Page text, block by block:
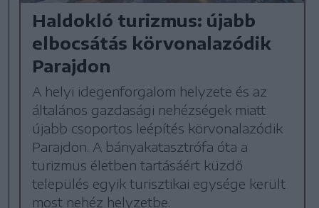
Haldokló turizmus: újabb
elbocsátás körvonalazódik
Parajdon
A helyi idegenforgalom helyzete és az
általános gazdasági nehézségek miatt
újabb csoportos leépítés körvonalazódik
Parajdon. A bányakatasztrófa óta a
turizmus életben tartásáért küzdő
település egyik turisztikai egysége került
most nehéz helyzetbe.